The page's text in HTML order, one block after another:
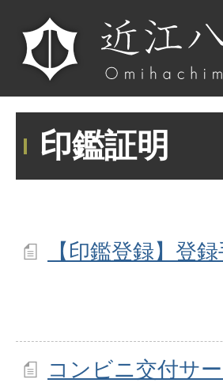
印鑑証明
【印鑑登録】登
コンビニ交付サ